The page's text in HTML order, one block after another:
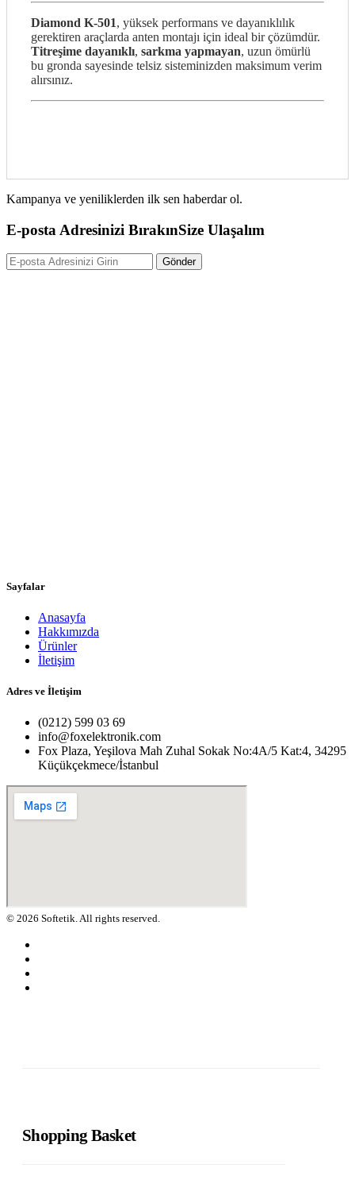
Diamond K-501, yüksek performans ve dayanıklılık
gerektiren araçlarda anten montajı için ideal bir çözümdür.
Titreşime dayanıklı,sarkma yapmayan, uzun ömürlü
bu gronda sayesinde telsiz sisteminizden maksimum verim
alırsınız.
Kampanya ve yeniliklerden ilk sen haberdar ol.
E-posta Adresinizi BırakınSize Ulaşalım
Sayfalar
Anasayfa
Hakkımızda
Ürünler
İletişim
Adres ve İletişim
(0212) 599 03 69
info@foxelektronik.com
Fox Plaza, Yeşilova Mah Zuhal Sokak No:4A/5 Kat:4, 34295
Küçükçekmece/İstanbul
© 2026 Softetik. All rights reserved.
Shopping Basket